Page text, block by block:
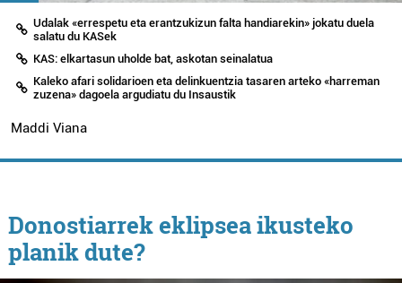
Udalak «errespetu eta erantzukizun falta handiarekin» jokatu duela
salatu du KASek
KAS: elkartasun uholde bat, askotan seinalatua
Kaleko afari solidarioen eta delinkuentzia tasaren arteko «harreman
zuzena» dagoela argudiatu du Insaustik
Maddi Viana
Donostiarrek eklipsea ikusteko
planik dute?